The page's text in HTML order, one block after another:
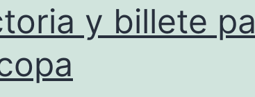
y billete